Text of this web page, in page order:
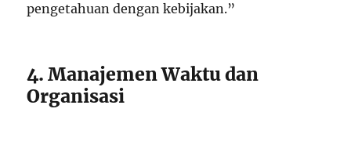
pengetahuan dengan kebijakan.”
4. Manajemen Waktu dan
Organisasi